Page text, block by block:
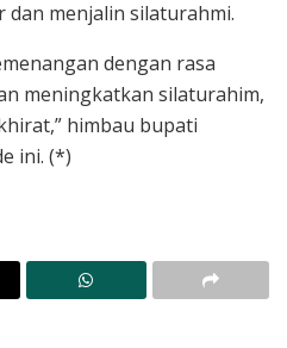
dan menjalin silaturahmi.
dengan rasa
meningkatkan silaturahim,
himbau bupati
ini. (*)